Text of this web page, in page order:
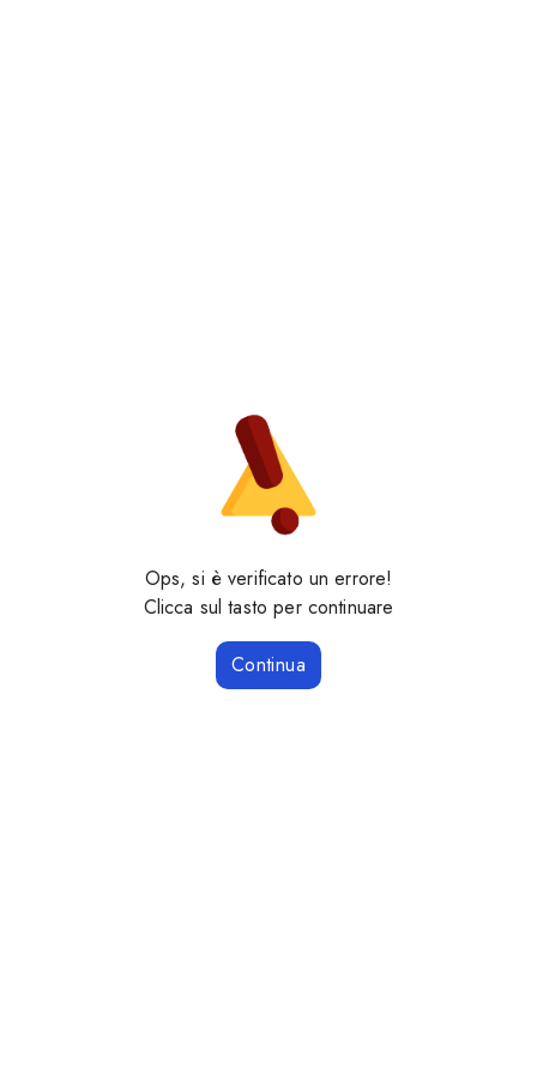
Ops, si è verificato un errore!
Clicca sul tasto per continuare
Continua